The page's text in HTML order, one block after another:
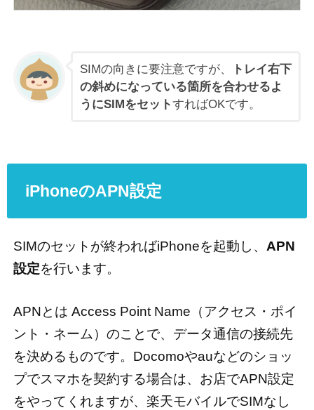
SIMの向きに要注意ですが、
トレイ右下
の斜めになっている箇所を合わせるよ
うにSIMをセットすればOKです。
iPhoneのAPN設定
SIMのセットが終わればiPhoneを起動し、 APN
設定を行います。
APNとは Access Point Name（アクセス・ポイ
ント・ネーム）のことで、データ通信の接続先
を決めるものです。Docomoやauなどのショッ
プでスマホを契約する場合は、お店でAPN設定
をやってくれますが、楽天モバイルでSIMなし